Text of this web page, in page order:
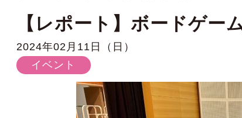
【レポート】ボードゲー
2024年02月11日（日）
イベント